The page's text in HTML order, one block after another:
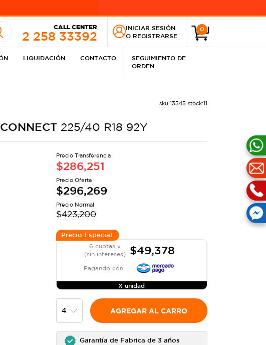
CALL CENTER
2 258 33392
INICIAR SESIÓN
O REGISTRARSE
0
LIQUIDACIÓN CONTACTO
SEGUIMIENTO DE
ORDEN
sku:13345 stock:11
225/40 R18 92Y
Precio Transferencia
$286,251
Precio Oferta
$296,269
Precio Normal
$423,200
Precio Especial:
6 cuotas x
(sin intereses)
$49,378
Pagando con:
X unidad
AGREGAR AL CARRO
Garantía de Fabrica de 3 años